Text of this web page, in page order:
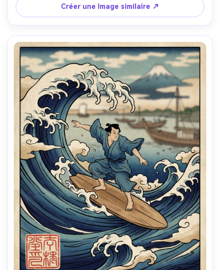
petite bande de poème de calligraphie, gracieuse et
cinématographique, objectif 85mm, profondeur de champ
peu profonde- -ar 4:5
Créer une Image similaire ↗